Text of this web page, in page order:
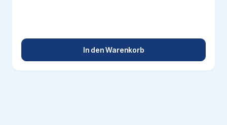
In den Warenkorb